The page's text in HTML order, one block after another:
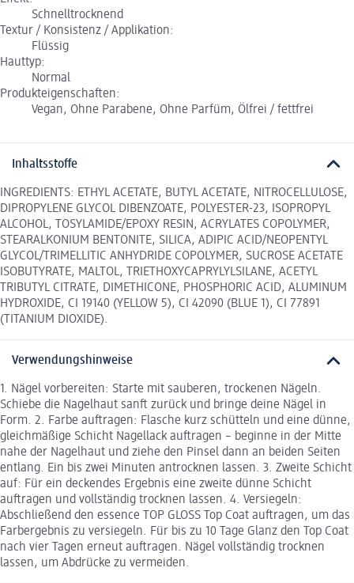
Schnelltrocknend
Textur / Konsistenz / Applikation:
Flüssig
Hauttyp:
Normal
Produkteigenschaften:
Vegan, Ohne Parabene, Ohne Parfüm, Ölfrei / fettfrei
Inhaltsstoffe
INGREDIENTS: ETHYL ACETATE, BUTYL ACETATE, NITROCELLULOSE,
DIPROPYLENE GLYCOL DIBENZOATE, POLYESTER-23, ISOPROPYL
ALCOHOL, TOSYLAMIDE/EPOXY RESIN, ACRYLATES COPOLYMER,
STEARALKONIUM BENTONITE, SILICA, ADIPIC ACID/NEOPENTYL
GLYCOL/TRIMELLITIC ANHYDRIDE COPOLYMER, SUCROSE ACETATE
ISOBUTYRATE, MALTOL, TRIETHOXYCAPRYLYLSILANE, ACETYL
TRIBUTYL CITRATE, DIMETHICONE, PHOSPHORIC ACID, ALUMINUM
HYDROXIDE, CI 19140 (YELLOW 5), CI 42090 (BLUE 1), CI 77891
(TITANIUM DIOXIDE).
Verwendungshinweise
1. Nägel vorbereiten: Starte mit sauberen, trockenen Nägeln.
Schiebe die Nagelhaut sanft zurück und bringe deine Nägel in
Form. 2. Farbe auftragen: Flasche kurz schütteln und eine dünne,
gleichmäßige Schicht Nagellack auftragen – beginne in der Mitte
nahe der Nagelhaut und ziehe den Pinsel dann an beiden Seiten
entlang. Ein bis zwei Minuten antrocknen lassen. 3. Zweite Schicht
auf: Für ein deckendes Ergebnis eine zweite dünne Schicht
auftragen und vollständig trocknen lassen. 4. Versiegeln:
Abschließend den essence TOP GLOSS Top Coat auftragen, um das
Farbergebnis zu versiegeln. Für bis zu 10 Tage Glanz den Top Coat
nach vier Tagen erneut auftragen. Nägel vollständig trocknen
lassen, um Abdrücke zu vermeiden.